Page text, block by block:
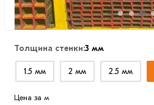
Толщина стенки:3 мм
1.5 мм 2 мм 2.5 мм
Цена за м